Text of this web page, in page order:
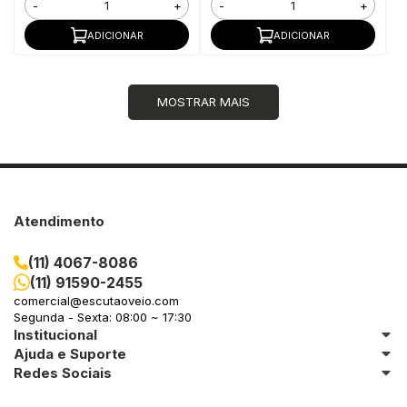
- +
ADICIONAR
- +
ADICIONAR
MOSTRAR MAIS
Atendimento
(11) 4067-8086
(11) 91590-2455
comercial@escutaoveio.com
Segunda - Sexta: 08:00 ~ 17:30
Institucional
Ajuda e Suporte
Redes Sociais